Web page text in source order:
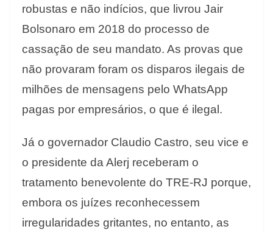
robustas e não indícios, que livrou Jair
Bolsonaro em 2018 do processo de
cassação de seu mandato. As provas que
não provaram foram os disparos ilegais de
milhões de mensagens pelo WhatsApp
pagas por empresários, o que é ilegal.
Já o governador Claudio Castro, seu vice e
o presidente da Alerj receberam o
tratamento benevolente do TRE-RJ porque,
embora os juízes reconhecessem
irregularidades gritantes, no entanto, as